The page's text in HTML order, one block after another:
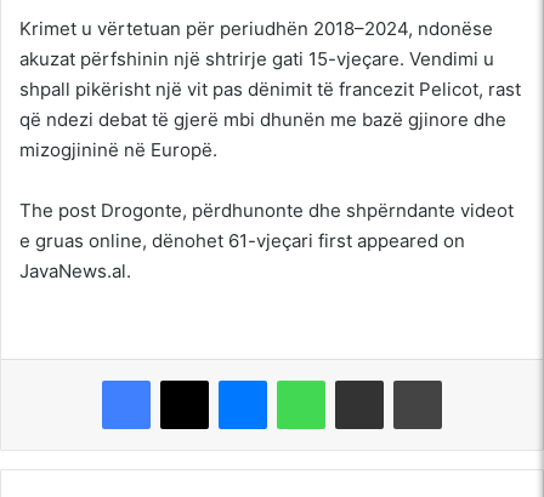
Krimet u vërtetuan për periudhën 2018–2024, ndonëse
akuzat përfshinin një shtrirje gati 15-vjeçare. Vendimi u
shpall pikërisht një vit pas dënimit të francezit Pelicot, rast
që ndezi debat të gjerë mbi dhunën me bazë gjinore dhe
mizogjininë në Europë.
The post Drogonte, përdhunonte dhe shpërndante videot
e gruas online, dënohet 61-vjeçari first appeared on
JavaNews.al.